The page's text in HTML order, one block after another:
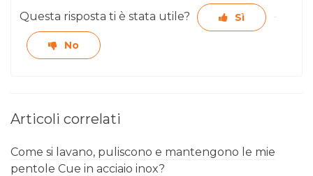
Questa risposta ti è stata utile? Sì
No
Articoli correlati
Come si lavano, puliscono e mantengono le mie
pentole Cue in acciaio inox?